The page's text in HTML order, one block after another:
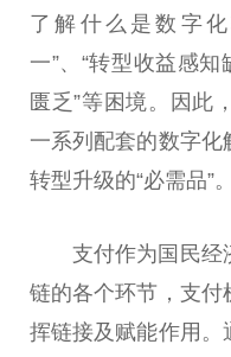
了解什么是数字
一”、“转型收益感知
匮乏”等困境。因此
一系列配套的数字
转型升级的“必需品”。
支付作为国民经
链的各个环节，支付
挥链接及赋能作用。